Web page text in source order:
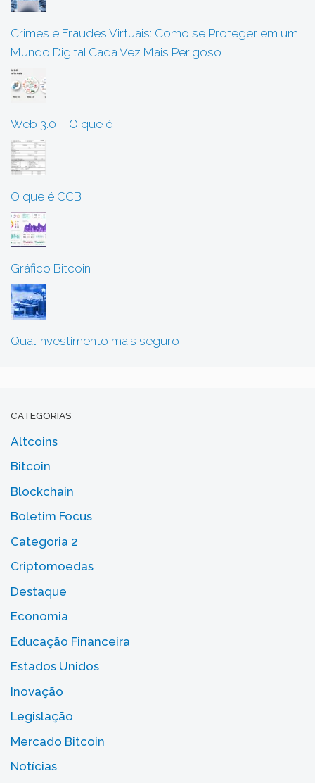
Crimes e Fraudes Virtuais: Como se Proteger em um
Mundo Digital Cada Vez Mais Perigoso
Web 3.0 – O que é
O que é CCB
Gráfico Bitcoin
Qual investimento mais seguro
CATEGORIAS
Altcoins
Bitcoin
Blockchain
Boletim Focus
Categoria 2
Criptomoedas
Destaque
Economia
Educação Financeira
Estados Unidos
Inovação
Legislação
Mercado Bitcoin
Notícias